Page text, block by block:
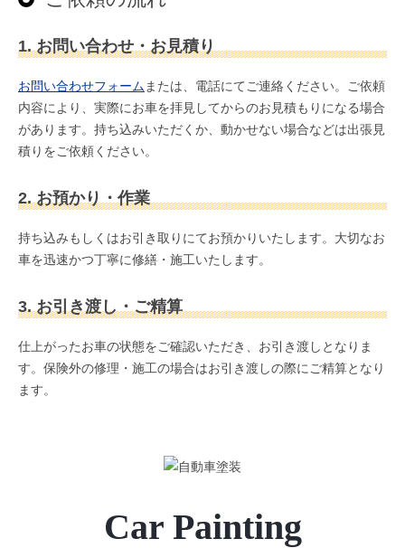
1. お問い合わせ・お見積り
お問い合わせフォーム または、電話にてご連絡ください。ご依頼
内容により、実際にお車を拝見してからのお見積もりになる場合
があります。持ち込みいただくか、動かせない場合などは出張見
積りをご依頼ください。
2. お預かり・作業
持ち込みもしくはお引き取りにてお預かりいたします。大切なお
車を迅速かつ丁寧に修繕・施工いたします。
3. お引き渡し・ご精算
仕上がったお車の状態をご確認いただき、お引き渡しとなりま
す。保険外の修理・施工の場合はお引き渡しの際にご精算となり
ます。
Car Painting